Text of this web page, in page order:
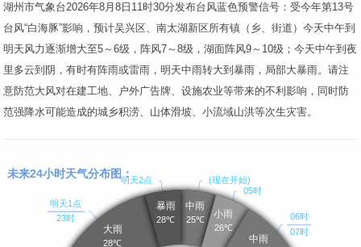
湖州市气象台2026年8月8日11时30分发布台风蓝色预警信号：受今年第13号
台风“白海豚”影响，预计吴兴区、南太湖新区所有镇（乡、街道）今天中午到
明天风力逐渐增大至5～6级，阵风7～8级，湖面阵风9～10级；今天中午到夜
里多云到阴，有时有阵雨或雷雨，明天中雨转大到暴雨，局部大暴雨。请注
意防范大风对在建工地、户外广告牌、设施农业等带来的不利影响，同时防
范强降水可能造成的城乡积涝、山体滑坡、小流域山洪等次生灾害。